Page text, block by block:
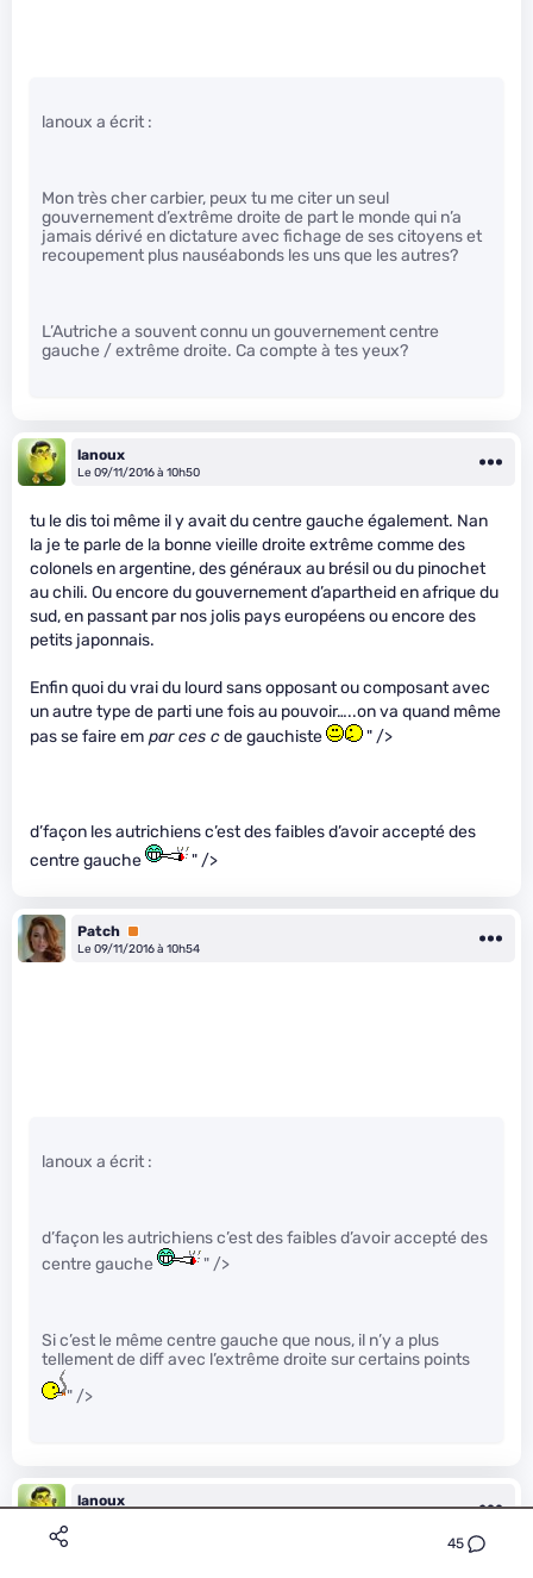
45
lanoux a écrit :
Mon très cher carbier, peux tu me citer un seul
gouvernement d’extrême droite de part le monde qui n’a
jamais dérivé en dictature avec fichage de ses citoyens et
recoupement plus nauséabonds les uns que les autres?
L’Autriche a souvent connu un gouvernement centre
gauche / extrême droite. Ca compte à tes yeux?
lanoux
Le 09/11/2016 à 10h50
tu le dis toi même il y avait du centre gauche également. Nan
la je te parle de la bonne vieille droite extrême comme des
colonels en argentine, des généraux au brésil ou du pinochet
au chili. Ou encore du gouvernement d’apartheid en afrique du
sud, en passant par nos jolis pays européens ou encore des
petits japonnais.
Enfin quoi du vrai du lourd sans opposant ou composant avec
un autre type de parti une fois au pouvoir…..on va quand même
pas se faire em par ces cde gauchiste " />
d’façon les autrichiens c’est des faibles d’avoir accepté des
centre gauche
" />
Patch Premium
Le 09/11/2016 à 10h54
lanoux a écrit :
d’façon les autrichiens c’est des faibles d’avoir accepté des
centre gauche
" />
Si c’est le même centre gauche que nous, il n’y a plus
tellement de diff avec l’extrême droite sur certains points
" />
lanoux